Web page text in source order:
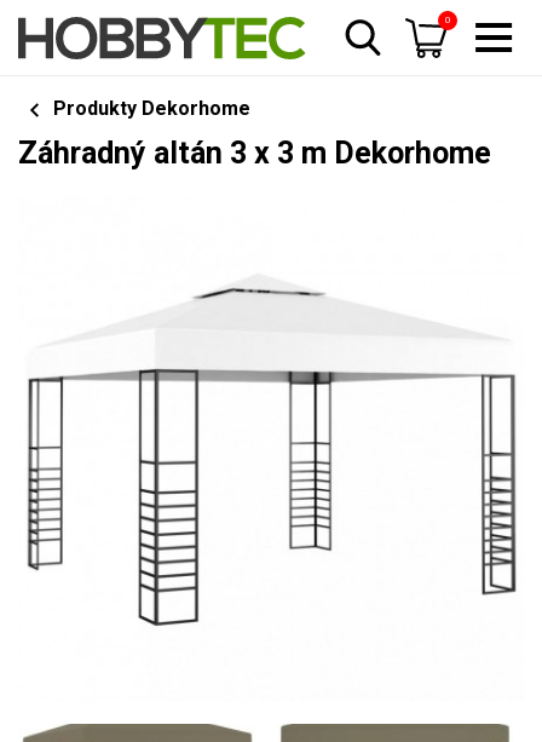
0
Produkty Dekorhome
Záhradný altán 3 x 3 m Dekorhome